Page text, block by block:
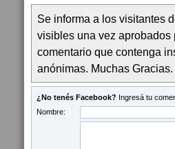
Se informa a los visitantes
visibles una vez
comentario que contenga
anónimas. Muchas Gracias.
¿No tenés Facebook? Ingresá tu
Nombre: